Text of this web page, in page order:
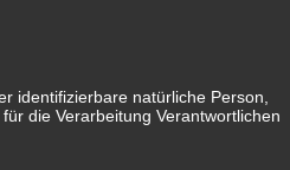
über die Ausstattung
identifizierbare natürliche Person,
die Verarbeitung Verantwortlichen